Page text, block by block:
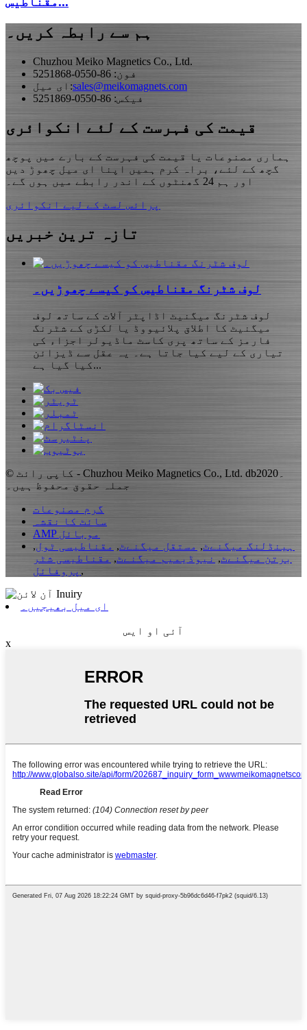
ہم سے رابطہ کریں۔
Chuzhou Meiko Magnetics Co., Ltd.
فون: 86-0550-5251868
ای میل:sales@meikomagnets.com
فیکس: 86-0550-5251869
قیمت کی فہرست کے لئے انکوائری
ہماری مصنوعات یا قیمت کی فہرست کے بارے میں پوچھ
گچھ کے لئے، براہ کرم ہمیں اپنا ای میل چھوڑ دیں
اور ہم 24 گھنٹوں کے اندر رابطے میں ہوں گے۔
پرائس لسٹ کے لیے انکوائری
تازہ ترین خبریں
لوف شٹرنگ مقناطیس کو کیسے چھوڑیں۔
لوف شٹرنگ میگنیٹ اڈاپٹر آلات کے ساتھ لوف
میگنیٹ کا اطلاق پلائیووڈ یا لکڑی کے شٹرنگ
فارمز کے ساتھ پری کاسٹ ماڈیولر اجزاء کی
تیاری کے لیے کیا جاتا ہے۔ یہ عقل سے ڈیزائن
کیا گیا ہے...
© کاپی رائٹ - Chuzhou Meiko Magnetics Co., Ltd. db2020۔
جملہ حقوق محفوظ ہیں۔
گرم مصنوعات
سائٹ کا نقشہ
AMP موبائل
ہینڈلنگ میگنےٹ, مستقل میگنےٹ, مقناطیسی ٹول,
برتن میگنےٹ, نیوڈیمیم میگنےٹ, مقناطیسی شٹر
پروفائل ,
ای میل بھیجیں۔
آئی او ایس
x